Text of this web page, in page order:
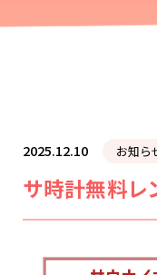
2025.12.10 お知ら
サ時計無料レ